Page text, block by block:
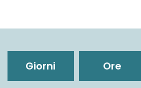
Giorni Ore